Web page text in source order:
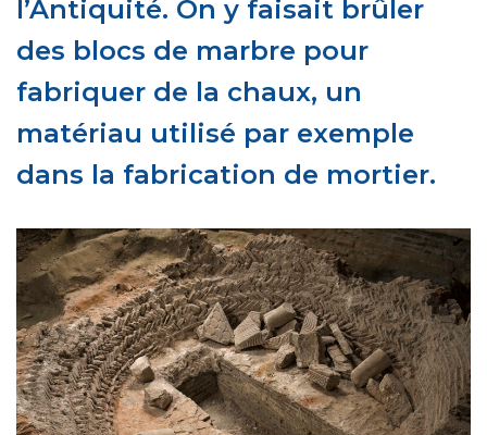
l’Antiquité. On y faisait brûler
des blocs de marbre pour
fabriquer de la chaux, un
matériau utilisé par exemple
dans la fabrication de mortier.